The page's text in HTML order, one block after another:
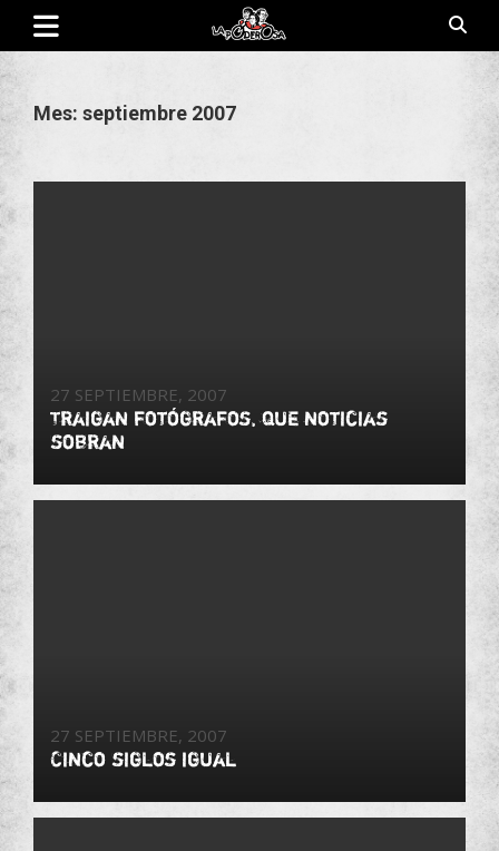
Saltar
contenido
Mes: septiembre 2007
27 SEPTIEMBRE, 2007
Traigan fotógrafos, que noticias
sobran
27 SEPTIEMBRE, 2007
Cinco siglos igual